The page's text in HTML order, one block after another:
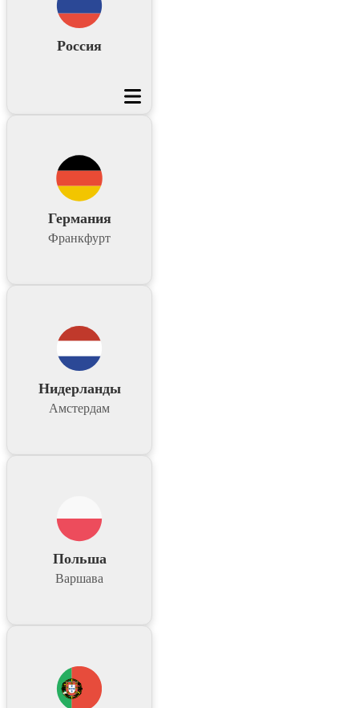
Россия
Германия
Франкфурт
Нидерланды
Амстердам
Польша
Варшава